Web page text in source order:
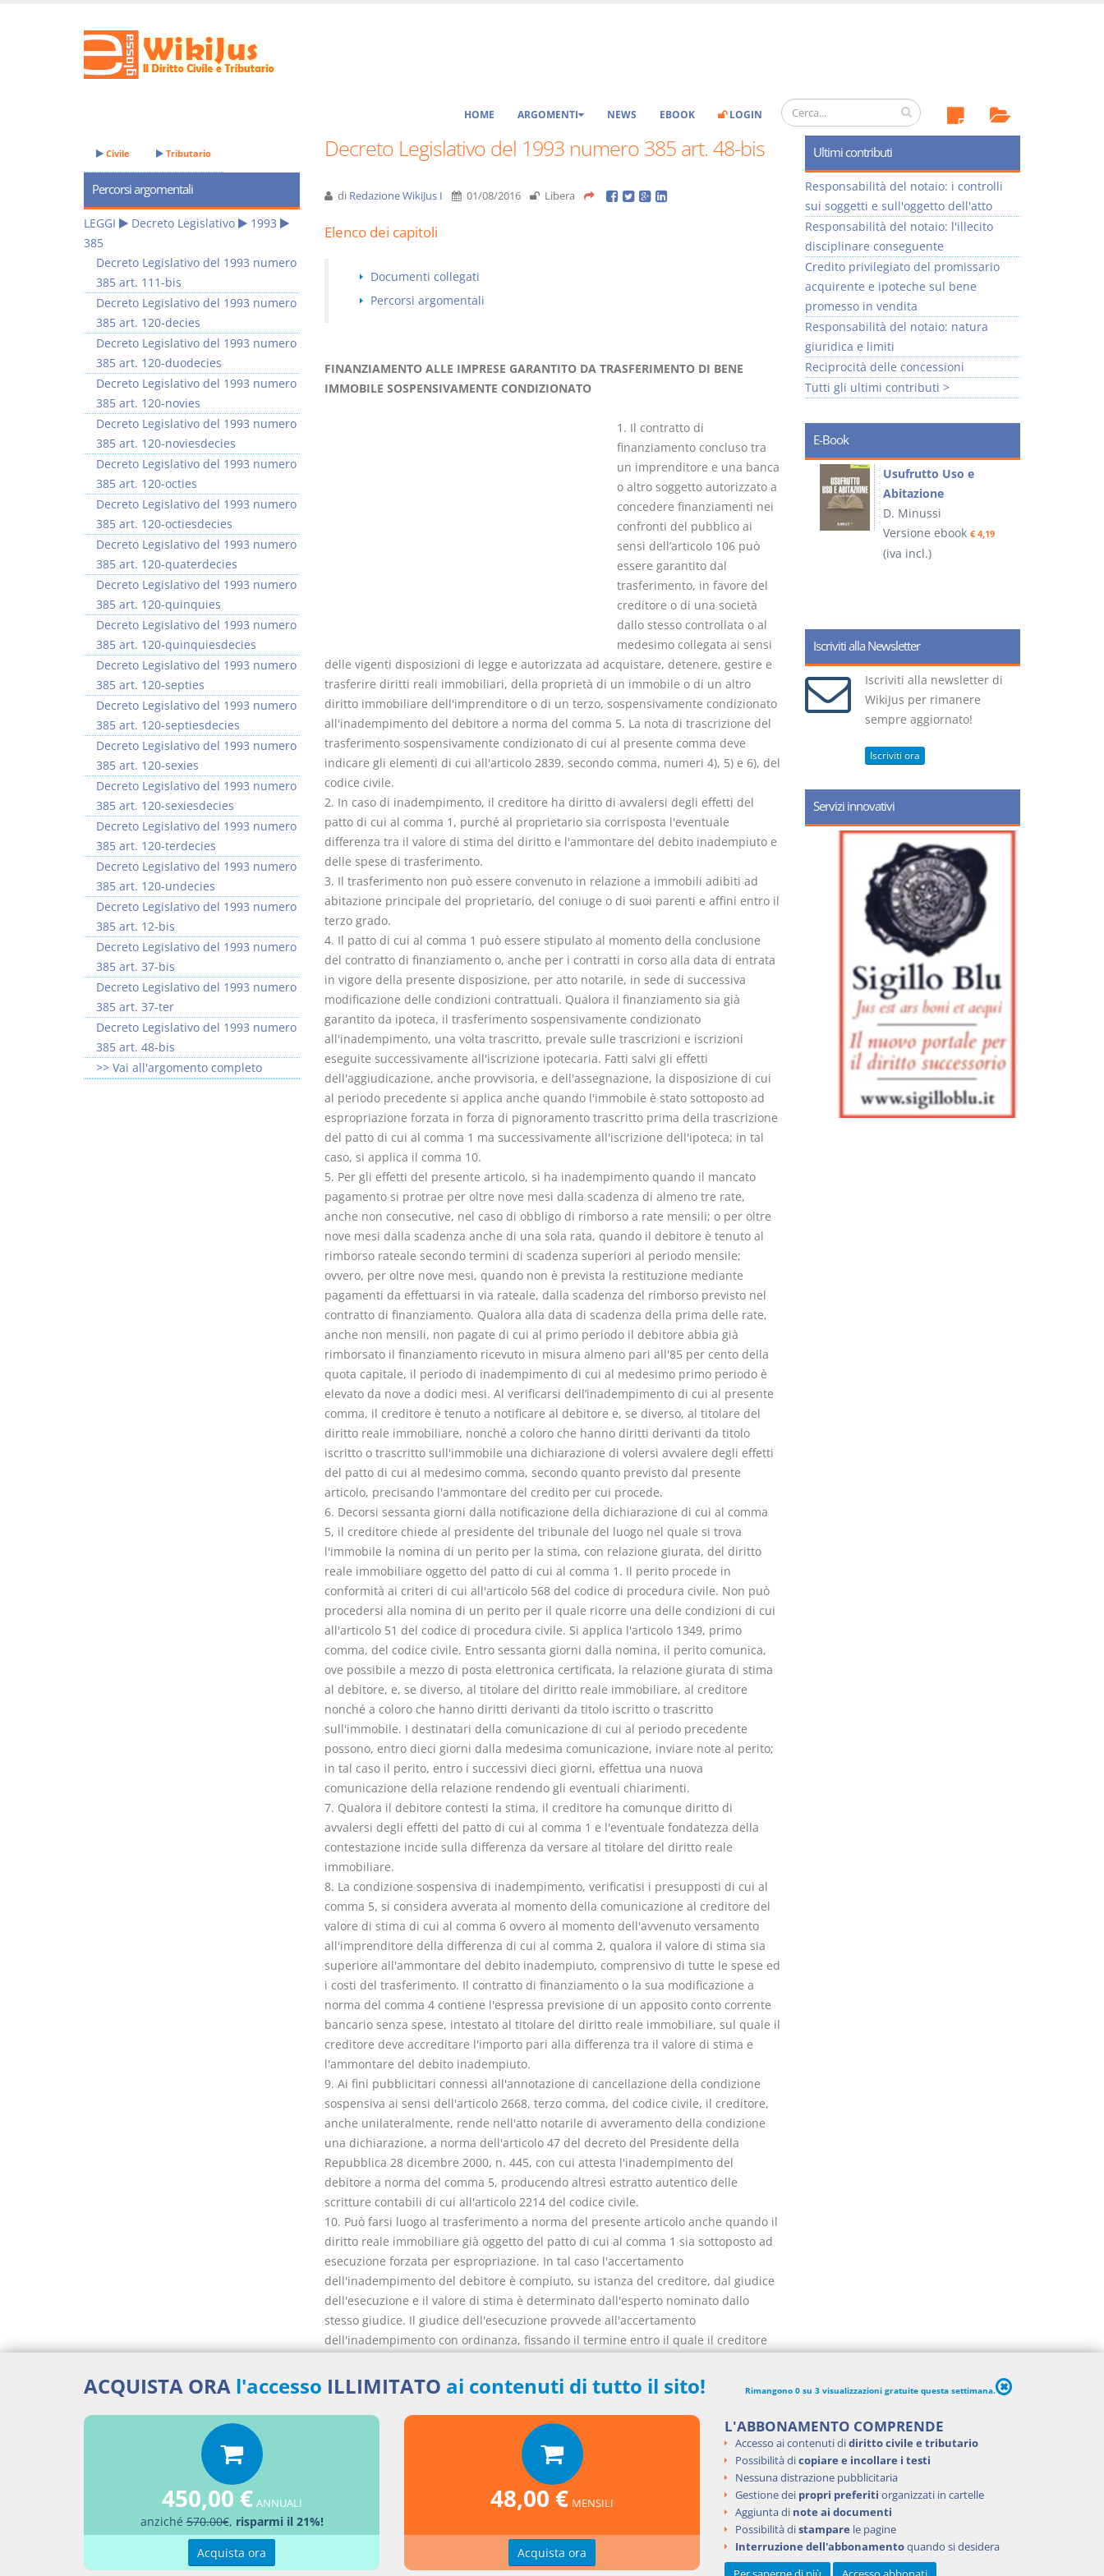
HOME ARGOMENTI NEWS EBOOK LOGIN
Decreto Legislativo del 1993 numero 385 art. 48-bis
di Redazione WikiJus I 01/08/2016 Libera
Elenco dei capitoli
Documenti collegati
Percorsi argomentali
FINANZIAMENTO ALLE IMPRESE GARANTITO DA TRASFERIMENTO DI BENE
IMMOBILE SOSPENSIVAMENTE CONDIZIONATO
1. Il contratto di
finanziamento concluso tra
un imprenditore e una banca
o altro soggetto autorizzato a
concedere finanziamenti nei
confronti del pubblico ai
sensi dell’articolo 106 può
essere garantito dal
trasferimento, in favore del
creditore o di una società
dallo stesso controllata o al
medesimo collegata ai sensi
delle vigenti disposizioni di legge e autorizzata ad acquistare, detenere, gestire e
trasferire diritti reali immobiliari, della proprietà di un immobile o di un altro
diritto immobiliare dell'imprenditore o di un terzo, sospensivamente condizionato
all'inadempimento del debitore a norma del comma 5. La nota di trascrizione del
trasferimento sospensivamente condizionato di cui al presente comma deve
indicare gli elementi di cui all'articolo 2839, secondo comma, numeri 4), 5) e 6), del
codice civile.
2. In caso di inadempimento, il creditore ha diritto di avvalersi degli effetti del
patto di cui al comma 1, purché al proprietario sia corrisposta l'eventuale
differenza tra il valore di stima del diritto e l'ammontare del debito inadempiuto e
delle spese di trasferimento.
3. Il trasferimento non può essere convenuto in relazione a immobili adibiti ad
abitazione principale del proprietario, del coniuge o di suoi parenti e affini entro il
terzo grado.
4. Il patto di cui al comma 1 può essere stipulato al momento della conclusione
del contratto di finanziamento o, anche per i contratti in corso alla data di entrata
in vigore della presente disposizione, per atto notarile, in sede di successiva
modificazione delle condizioni contrattuali. Qualora il finanziamento sia già
garantito da ipoteca, il trasferimento sospensivamente condizionato
all'inadempimento, una volta trascritto, prevale sulle trascrizioni e iscrizioni
eseguite successivamente all'iscrizione ipotecaria. Fatti salvi gli effetti
dell'aggiudicazione, anche provvisoria, e dell'assegnazione, la disposizione di cui
al periodo precedente si applica anche quando l'immobile è stato sottoposto ad
espropriazione forzata in forza di pignoramento trascritto prima della trascrizione
del patto di cui al comma 1 ma successivamente all'iscrizione dell'ipoteca; in tal
caso, si applica il comma 10.
5. Per gli effetti del presente articolo, si ha inadempimento quando il mancato
pagamento si protrae per oltre nove mesi dalla scadenza di almeno tre rate,
anche non consecutive, nel caso di obbligo di rimborso a rate mensili; o per oltre
nove mesi dalla scadenza anche di una sola rata, quando il debitore è tenuto al
rimborso rateale secondo termini di scadenza superiori al periodo mensile;
ovvero, per oltre nove mesi, quando non è prevista la restituzione mediante
pagamenti da effettuarsi in via rateale, dalla scadenza del rimborso previsto nel
contratto di finanziamento. Qualora alla data di scadenza della prima delle rate,
anche non mensili, non pagate di cui al primo periodo il debitore abbia già
rimborsato il finanziamento ricevuto in misura almeno pari all'85 per cento della
quota capitale, il periodo di inadempimento di cui al medesimo primo periodo è
elevato da nove a dodici mesi. Al verificarsi dell’inadempimento di cui al presente
comma, il creditore è tenuto a notificare al debitore e, se diverso, al titolare del
diritto reale immobiliare, nonché a coloro che hanno diritti derivanti da titolo
iscritto o trascritto sull'immobile una dichiarazione di volersi avvalere degli effetti
del patto di cui al medesimo comma, secondo quanto previsto dal presente
articolo, precisando l'ammontare del credito per cui procede.
6. Decorsi sessanta giorni dalla notificazione della dichiarazione di cui al comma
5, il creditore chiede al presidente del tribunale del luogo nel quale si trova
l'immobile la nomina di un perito per la stima, con relazione giurata, del diritto
reale immobiliare oggetto del patto di cui al comma 1. Il perito procede in
conformità ai criteri di cui all'articolo 568 del codice di procedura civile. Non può
procedersi alla nomina di un perito per il quale ricorre una delle condizioni di cui
all'articolo 51 del codice di procedura civile. Si applica l'articolo 1349, primo
comma, del codice civile. Entro sessanta giorni dalla nomina, il perito comunica,
ove possibile a mezzo di posta elettronica certificata, la relazione giurata di stima
al debitore, e, se diverso, al titolare del diritto reale immobiliare, al creditore
nonché a coloro che hanno diritti derivanti da titolo iscritto o trascritto
sull'immobile. I destinatari della comunicazione di cui al periodo precedente
possono, entro dieci giorni dalla medesima comunicazione, inviare note al perito;
in tal caso il perito, entro i successivi dieci giorni, effettua una nuova
comunicazione della relazione rendendo gli eventuali chiarimenti.
7. Qualora il debitore contesti la stima, il creditore ha comunque diritto di
avvalersi degli effetti del patto di cui al comma 1 e l'eventuale fondatezza della
contestazione incide sulla differenza da versare al titolare del diritto reale
immobiliare.
8. La condizione sospensiva di inadempimento, verificatisi i presupposti di cui al
comma 5, si considera avverata al momento della comunicazione al creditore del
valore di stima di cui al comma 6 ovvero al momento dell'avvenuto versamento
all'imprenditore della differenza di cui al comma 2, qualora il valore di stima sia
superiore all'ammontare del debito inadempiuto, comprensivo di tutte le spese ed
i costi del trasferimento. Il contratto di finanziamento o la sua modificazione a
norma del comma 4 contiene l'espressa previsione di un apposito conto corrente
bancario senza spese, intestato al titolare del diritto reale immobiliare, sul quale il
creditore deve accreditare l'importo pari alla differenza tra il valore di stima e
l'ammontare del debito inadempiuto.
9. Ai fini pubblicitari connessi all'annotazione di cancellazione della condizione
sospensiva ai sensi dell'articolo 2668, terzo comma, del codice civile, il creditore,
anche unilateralmente, rende nell'atto notarile di avveramento della condizione
una dichiarazione, a norma dell'articolo 47 del decreto del Presidente della
Repubblica 28 dicembre 2000, n. 445, con cui attesta l'inadempimento del
debitore a norma del comma 5, producendo altresì estratto autentico delle
scritture contabili di cui all'articolo 2214 del codice civile.
10. Può farsi luogo al trasferimento a norma del presente articolo anche quando il
diritto reale immobiliare già oggetto del patto di cui al comma 1 sia sottoposto ad
esecuzione forzata per espropriazione. In tal caso l'accertamento
dell'inadempimento del debitore è compiuto, su istanza del creditore, dal giudice
dell'esecuzione e il valore di stima è determinato dall'esperto nominato dallo
stesso giudice. Il giudice dell'esecuzione provvede all'accertamento
dell'inadempimento con ordinanza, fissando il termine entro il quale il creditore
crediti aventi diritto di prelazione anteriore a quello dell'istante ovvero pari
all'eventuale differenza tra il valore di stima del bene e l'ammontare del debito
inadempiuto. Avvenuto il versamento, il giudice dell'esecuzione, con decreto, dà
atto dell'avveramento della condizione. Il decreto è annotato ai fini della
cancellazione della condizione, a norma dell'articolo 2668 del codice civile. Alla
distribuzione della somma ricavata si provvede in conformità alle disposizioni di
cui al libro terzo, titolo II, capo IV del codice di procedura civile.
11. Il comma 10 si applica, in quanto compatibile, anche quando il diritto reale
immobiliare è sottoposto ad esecuzione a norma delle disposizioni di cui al
decreto del Presidente della Repubblica 29 settembre 1973, n. 602.
Civile Tributario
Percorsi argomentali
LEGGI Decreto Legislativo
1993
385
Decreto Legislativo del 1993 numero
385 art. 111-bis
Decreto Legislativo del 1993 numero
385 art. 120-decies
Decreto Legislativo del 1993 numero
385 art. 120-duodecies
Decreto Legislativo del 1993 numero
385 art. 120-novies
Decreto Legislativo del 1993 numero
385 art. 120-noviesdecies
Decreto Legislativo del 1993 numero
385 art. 120-octies
Decreto Legislativo del 1993 numero
385 art. 120-octiesdecies
Decreto Legislativo del 1993 numero
385 art. 120-quaterdecies
Decreto Legislativo del 1993 numero
385 art. 120-quinquies
Decreto Legislativo del 1993 numero
385 art. 120-quinquiesdecies
Decreto Legislativo del 1993 numero
385 art. 120-septies
Decreto Legislativo del 1993 numero
385 art. 120-septiesdecies
Decreto Legislativo del 1993 numero
385 art. 120-sexies
Decreto Legislativo del 1993 numero
385 art. 120-sexiesdecies
Decreto Legislativo del 1993 numero
385 art. 120-terdecies
Decreto Legislativo del 1993 numero
385 art. 120-undecies
Decreto Legislativo del 1993 numero
385 art. 12-bis
Decreto Legislativo del 1993 numero
385 art. 37-bis
Decreto Legislativo del 1993 numero
385 art. 37-ter
Decreto Legislativo del 1993 numero
385 art. 48-bis
>> Vai all'argomento completo
Ultimi contributi
Responsabilità del notaio: i controlli
sui soggetti e sull'oggetto dell'atto
Responsabilità del notaio: l'illecito
disciplinare conseguente
Credito privilegiato del promissario
acquirente e ipoteche sul bene
promesso in vendita
Responsabilità del notaio: natura
giuridica e limiti
Reciprocità delle concessioni
Tutti gli ultimi contributi >
E-Book
I Vincoli Preliminari
D. Minussi
Versione ebook
(iva incl.)
Usufrutto Uso e
Abitazione
D. Minussi
Versione ebook € 4,19
(iva incl.)
Iscriviti alla Newsletter
Iscriviti alla newsletter di
WikiJus per rimanere
sempre aggiornato!
Iscriviti ora
Servizi innovativi
ACQUISTA ORA l'accesso ILLIMITATO ai contenuti di tutto il sito! Rimangono 0 su 3 visualizzazioni gratuite questa settimana.
450,00 € ANNUALI
anziché570.00€, risparmi il 21%!
Acquista ora
48,00 € MENSILI
Acquista ora
L'ABBONAMENTO COMPRENDE
Accesso ai contenuti didiritto civile e tributario
Possibilità dicopiare e incollare i testi
Nessuna distrazione pubblicitaria
Gestione dei propri preferiti organizzati in cartelle
Aggiunta di note ai documenti
Possibilità distampare le pagine
Interruzione dell'abbonamentoquando si desidera